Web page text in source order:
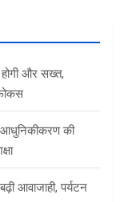
होगी और सख्त,
आधुनिकीकरण की
आवाजाही, पर्यटन